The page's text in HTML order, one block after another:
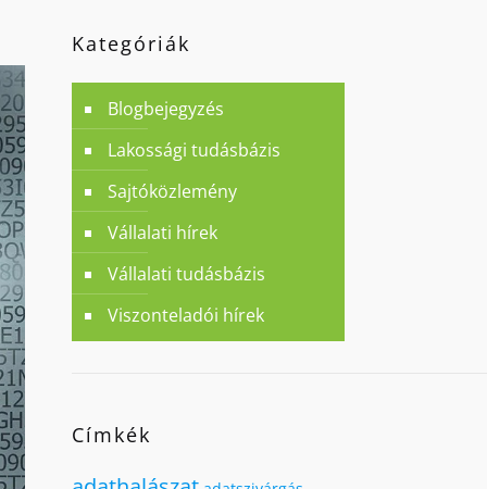
Kategóriák
Blogbejegyzés
Lakossági tudásbázis
Sajtóközlemény
Vállalati hírek
Vállalati tudásbázis
Viszonteladói hírek
Címkék